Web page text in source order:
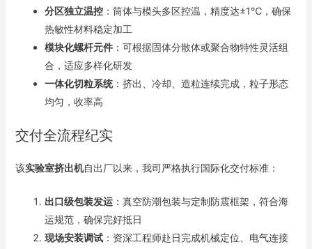
分区独立温控：筒体与模头多区控温，精度达±1℃，确保
热敏性材料稳定加工
模块化螺杆元件：可根据固体分散体或聚合物特性灵活组
合，适应多样化研发
一体化切粒系统：挤出、冷却、造粒连续完成，粒子形态
均匀，收率高
交付全流程纪实
该实验室挤出机自出厂以来，我司严格执行国际化交付标准：
出口级包装发运：真空防潮包装与定制防震框架，符合海
运规范，确保完好抵日
现场安装调试：资深工程师赴日完成机械定位、电气连接